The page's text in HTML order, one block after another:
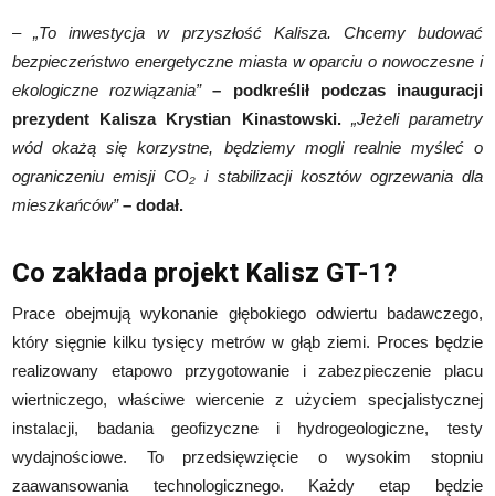
–„To inwestycja w przyszłość Kalisza. Chcemy budować
bezpieczeństwo energetyczne miasta w oparciu o nowoczesne i
ekologiczne rozwiązania”– podkreślił podczas inauguracji
prezydent Kalisza Krystian Kinastowski. „Jeżeli parametry
wód okażą się korzystne, będziemy mogli realnie myśleć o
ograniczeniu emisji CO₂ i stabilizacji kosztów ogrzewania dla
mieszkańców” – dodał.
Co zakłada projekt Kalisz GT-1?
Prace obejmują wykonanie głębokiego odwiertu badawczego,
który sięgnie kilku tysięcy metrów w głąb ziemi. Proces będzie
realizowany etapowo przygotowanie i zabezpieczenie placu
wiertniczego, właściwe wiercenie z użyciem specjalistycznej
instalacji, badania geofizyczne i hydrogeologiczne, testy
wydajnościowe. To przedsięwzięcie o wysokim stopniu
zaawansowania technologicznego. Każdy etap będzie